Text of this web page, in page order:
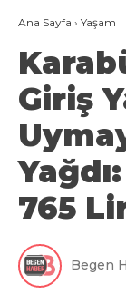
Ana Sayfa › Yaşam
Giriş
765
Begen